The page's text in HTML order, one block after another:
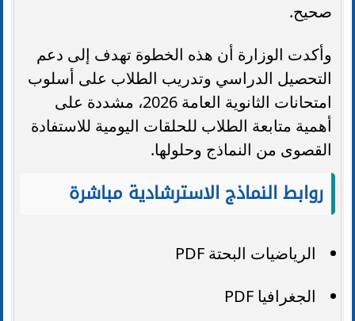
صحيح.
وأكدت الوزارة أن هذه الخطوة تهدف إلى دعم
التحصيل الدراسي وتدريب الطلاب على أسلوب
امتحانات الثانوية العامة 2026، مشددة على
أهمية متابعة الطلاب للحلقات اليومية للاستفادة
القصوى من النماذج وحلولها.
روابط النماذج الاسترشادية مباشرة
الرياضيات البحتة PDF
الجغرافيا PDF